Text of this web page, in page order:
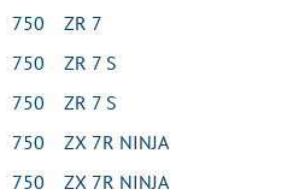
750 ZR 7
750 ZR 7 S
750 ZR 7 S
750 ZX 7R NINJA
750 ZX 7R NINJA